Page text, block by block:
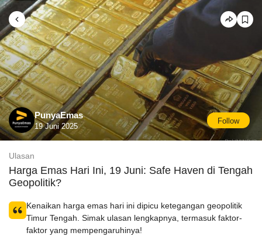
PunyaEmas
19 Juni 2025
Follow
Ulasan
Harga Emas Hari Ini, 19 Juni: Safe Haven di Tengah
Geopolitik?
Kenaikan harga emas hari ini dipicu ketegangan geopolitik
Timur Tengah. Simak ulasan lengkapnya, termasuk faktor-
faktor yang mempengaruhinya!